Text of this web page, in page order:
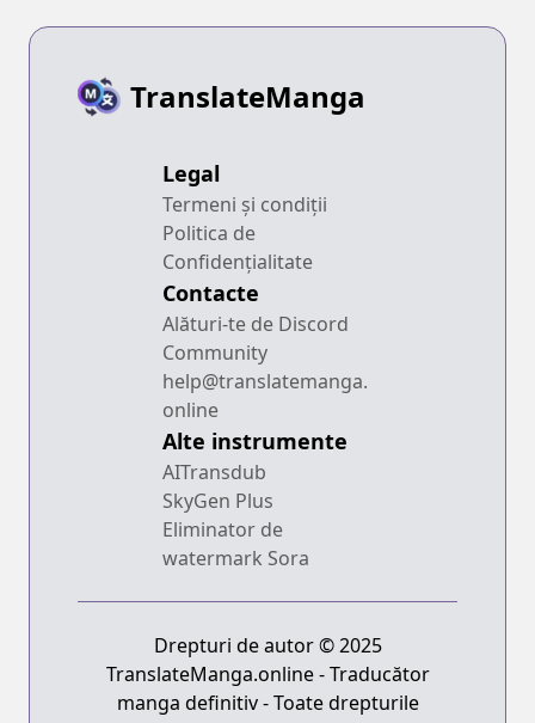
TranslateManga
Legal
Termeni și condiții
Politica de
Confidențialitate
Contacte
Alături-te de Discord
Community
help@translatemanga.
online
Alte instrumente
AITransdub
SkyGen Plus
Eliminator de
watermark Sora
Drepturi de autor © 2025
TranslateManga.online - Traducător
manga definitiv - Toate drepturile